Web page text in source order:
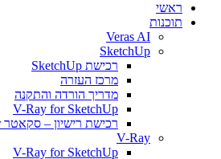
ראשי
תוכנות
Veras AI
SketchUp
רכישת SketchUp
מרכז העזרה
מדריך הורדה והתקנה
V-Ray for SketchUp
רכישת רישיון – סקאטר Skatter
V-Ray
V-Ray for SketchUp